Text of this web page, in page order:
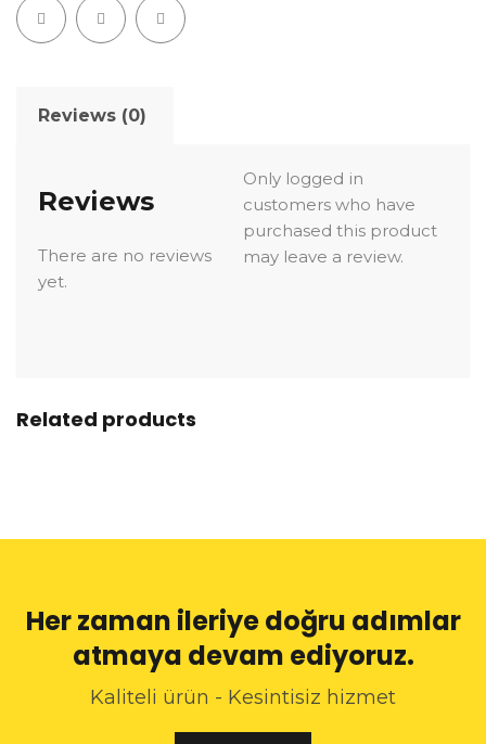
Reviews (0)
Reviews
There are no reviews
yet.
Only logged in
customers who have
purchased this product
may leave a review.
Related products
Her zaman ileriye doğru adımlar
atmaya devam ediyoruz.
Kaliteli ürün - Kesintisiz hizmet